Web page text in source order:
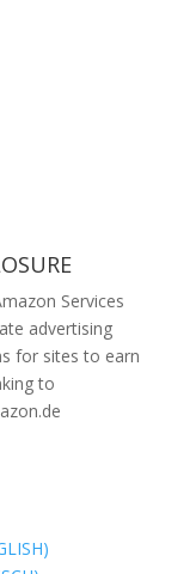
Services
advertising
for sites to earn
to